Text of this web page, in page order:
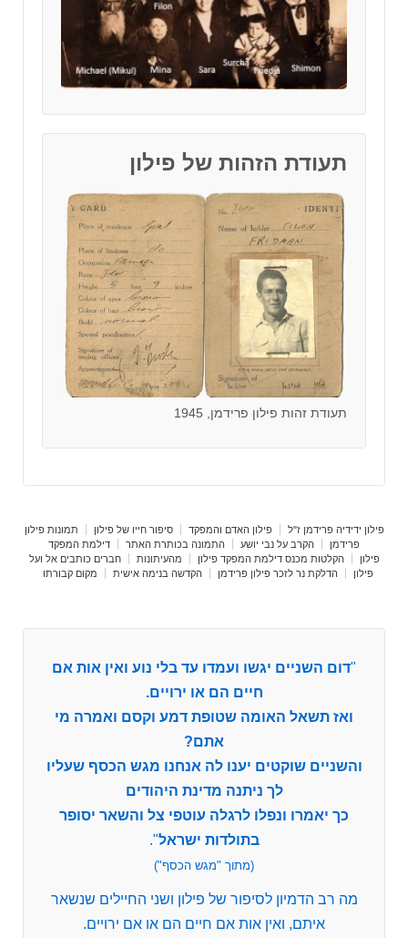
תעודת הזהות של פילון
תעודת זהות פילון פרידמן, 1945
פילון ידידיה פרידמן ז"ל פילון האדם והמפקד סיפור חייו של פילון
תמונות פילון
פרידמן
הקרב על נבי יושע התמונה בכותרת האתר
דילמת המפקד
פילון
הקלטות מכנס דילמת המפקד פילון מהעיתונות
חברים כותבים אל ועל
פילון
הדלקת נר לזכר פילון פרידמן הקדשה בנימה אישית מקום קבורתו
"דום השניים יגשו ועמדו עד בלי נוע ואין אות אם
חיים הם או ירויים.
ואז תשאל האומה שטופת דמע וקסם ואמרה מי
אתם?
והשניים שוקטים יענו לה אנחנו מגש הכסף שעליו
לך ניתנה מדינת היהודים
כך יאמרו ונפלו לרגלה עוטפי צל והשאר יסופר
בתולדות ישראל".
(מתוך "מגש הכסף")
מה רב הדמיון לסיפור של פילון ושני החיילים שנשאר
איתם, ואין אות אם חיים הם או אם ירויים.